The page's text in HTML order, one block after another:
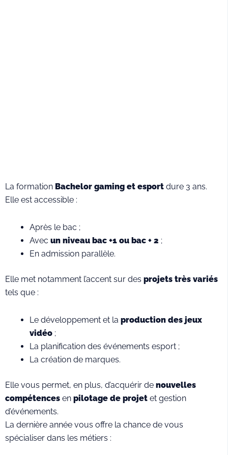
La formation Bachelor gaming et esport dure 3 ans.
Elle est accessible :
Après le bac ;
Avec un niveau bac +1 ou bac + 2 ;
En admission parallèle.
Elle met notamment l’accent sur des projets très variés
tels que :
Le développement et la production des jeux
vidéo ;
La planification des événements esport ;
La création de marques.
Elle vous permet, en plus, d’acquérir de nouvelles
compétences en pilotage de projet et gestion
d’événements.
La dernière année vous offre la chance de vous
spécialiser dans les métiers :